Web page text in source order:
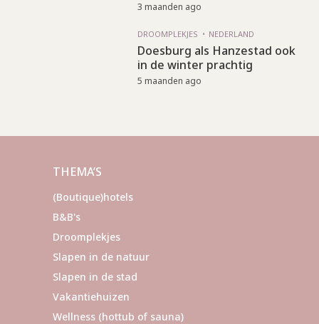
3 maanden ago
DROOMPLEKJES NEDERLAND
Doesburg als Hanzestad ook
in de winter prachtig
5 maanden ago
THEMA’S
(Boutique)hotels
B&B's
Droomplekjes
Slapen in de natuur
Slapen in de stad
Vakantiehuizen
Wellness (hottub of sauna)